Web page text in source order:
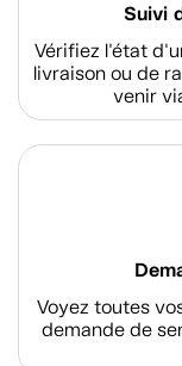
Suivi
Vérifiez l'état
livraison ou de
venir
Voyez toutes
demande de